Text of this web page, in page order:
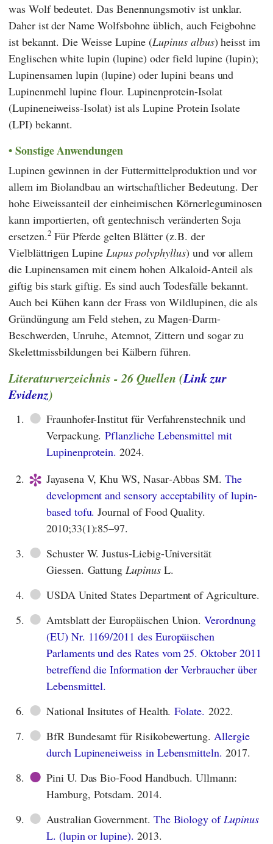
was Wolf bedeutet. Das Benennungsmotiv ist unklar.
Daher ist der Name Wolfsbohne üblich, auch Feigbohne
ist bekannt. Die Weisse Lupine (Lupinus albus) heisst im
Englischen white lupin (lupine) oder field lupine (lupin);
Lupinensamen lupin (lupine) oder lupini beans und
Lupinenmehl lupine flour. Lupinenprotein-Isolat
(Lupineneiweiss-Isolat) ist als Lupine Protein Isolate
(LPI) bekannt.
Sonstige Anwendungen
Lupinen gewinnen in der Futtermittelproduktion und vor
allem im Biolandbau an wirtschaftlicher Bedeutung. Der
hohe Eiweissanteil der einheimischen Körnerleguminosen
kann importierten, oft gentechnisch veränderten Soja
ersetzen.2 Für Pferde gelten Blätter (z.B. der
Vielblättrigen Lupine Lupus polyphyllus) und vor allem
die Lupinensamen mit einem hohen Alkaloid-Anteil als
giftig bis stark giftig. Es sind auch Todesfälle bekannt.
Auch bei Kühen kann der Frass von Wildlupinen, die als
Gründüngung am Feld stehen, zu Magen-Darm-
Beschwerden, Unruhe, Atemnot, Zittern und sogar zu
Skelettmissbildungen bei Kälbern führen.
Literaturverzeichnis - 26 Quellen (Link zur
Evidenz)
1. ● Fraunhofer-Institut für Verfahrenstechnik und
Verpackung.Pflanzliche Lebensmittel mit
Lupinenprotein. 2024.
2. * Jayasena V, Khu WS, Nasar‐Abbas SM.The
development and sensory acceptability of lupin‐
based tofu. Journal of Food Quality.
2010;33(1):85–97.
3. ● Schuster W. Justus-Liebig-Universität
Giessen. GattungLupinusL.
4. ● USDA United States Department of Agriculture.
5. ● Amtsblatt der Europäischen Union.Verordnung
(EU) Nr. 1169/2011 des Europäischen
Parlaments und des Rates vom 25. Oktober 2011
betreffend die Information der Verbraucher über
Lebensmittel.
6. ● National Insitutes of Health.Folate. 2022.
7. ● BfR Bundesamt für Risikobewertung.Allergie
durch Lupineneiweiss in Lebensmitteln. 2017.
8. ● Pini U. Das Bio-Food Handbuch. Ullmann:
Hamburg, Potsdam. 2014.
9. ● Australian Government. The Biology ofLupinus
L. (lupin or lupine). 2013.